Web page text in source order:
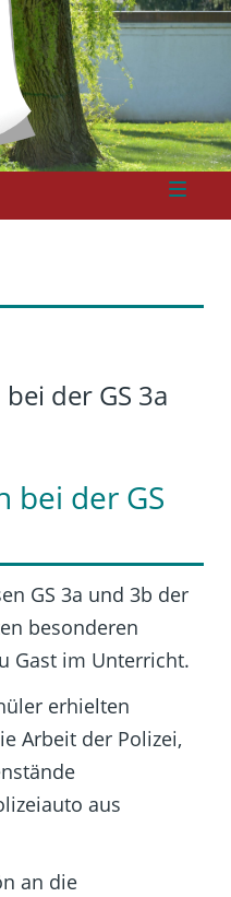
der GS 3a
bei der GS
GS 3a und 3b der
besonderen
Gast im Unterricht.
erhielten
Arbeit der Polizei,
aus
an die